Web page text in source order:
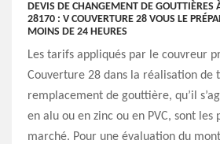
DEVIS DE CHANGEMENT DE GOUTTIÈRES
28170 : V COUVERTURE 28 VOUS LE
MOINS DE 24 HEURES
Les tarifs appliqués par le couvreur
Couverture 28 dans la réalisation de
remplacement de gouttière, qu’il
en alu ou en zinc ou en PVC, sont
marché. Pour une évaluation du